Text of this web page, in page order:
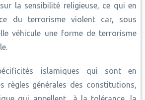
la sensibilité religieuse, ce qui en
du terrorisme violent car, sous
véhicule une forme de terrorisme
islamiques qui sont en
règles générales des constitutions,